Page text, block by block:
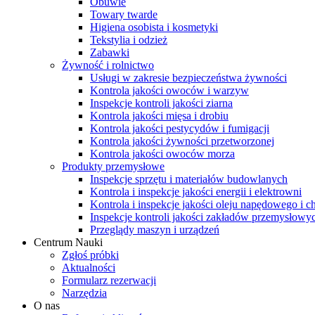
Towary twarde
Higiena osobista i kosmetyki
Tekstylia i odzież
Zabawki
Żywność i rolnictwo
Usługi w zakresie bezpieczeństwa żywności
Kontrola jakości owoców i warzyw
Inspekcje kontroli jakości ziarna
Kontrola jakości mięsa i drobiu
Kontrola jakości pestycydów i fumigacji
Kontrola jakości żywności przetworzonej
Kontrola jakości owoców morza
Produkty przemysłowe
Inspekcje sprzętu i materiałów budowlanych
Kontrola i inspekcje jakości energii i elektrowni
Kontrola i inspekcje jakości oleju napędowego i
Inspekcje kontroli jakości zakładów
Przeglądy maszyn i urządzeń
Centrum Nauki
Zgłoś próbki
Aktualności
Formularz rezerwacji
Narzędzia
O nas